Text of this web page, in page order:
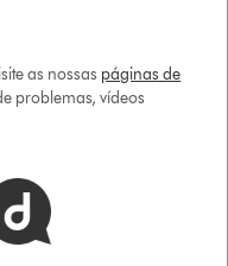
as nossas páginas de
problemas, vídeos